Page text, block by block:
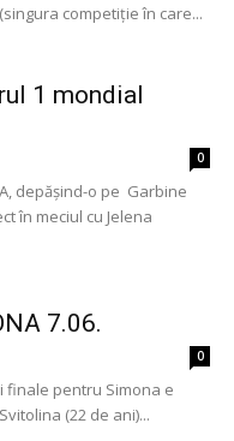
competiție în care...
1 mondial
0
depășind-o pe Garbine
în meciul cu Jelena
7.06.
0
finale pentru Simona e
(22 de ani)...